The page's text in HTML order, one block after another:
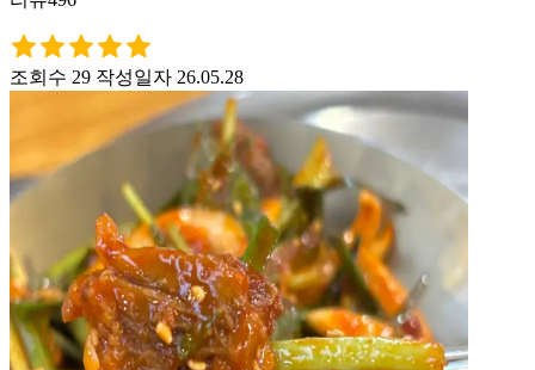
조회수 29 작성일자 26.05.28